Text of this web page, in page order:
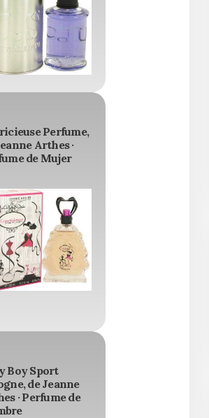
Perfume,
Arthes ·
de Mujer
Boy Sport
de Jeanne
· Perfume de